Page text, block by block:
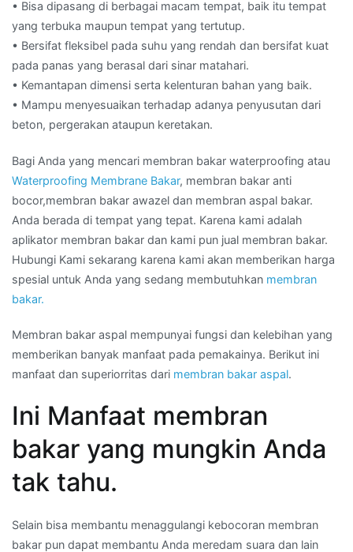
• Bisa dipasang di berbagai macam tempat, baik itu tempat
yang terbuka maupun tempat yang tertutup.
• Bersifat fleksibel pada suhu yang rendah dan bersifat kuat
pada panas yang berasal dari sinar matahari.
• Kemantapan dimensi serta kelenturan bahan yang baik.
• Mampu menyesuaikan terhadap adanya penyusutan dari
beton, pergerakan ataupun keretakan.
Bagi Anda yang mencari membran bakar waterproofing atau
Waterproofing Membrane Bakar, membran bakar anti
bocor,membran bakar awazel dan membran aspal bakar.
Anda berada di tempat yang tepat. Karena kami adalah
aplikator membran bakar dan kami pun jual membran bakar.
Hubungi Kami sekarang karena kami akan memberikan harga
spesial untuk Anda yang sedang membutuhkan membran
bakar.
Membran bakar aspal mempunyai fungsi dan kelebihan yang
memberikan banyak manfaat pada pemakainya. Berikut ini
manfaat dan superiorritas dari membran bakar aspal.
Ini Manfaat membran
bakar yang mungkin Anda
tak tahu.
Selain bisa membantu menaggulangi kebocoran membran
bakar pun dapat membantu Anda meredam suara dan lain